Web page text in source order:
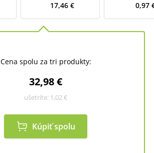
17,46 € 0,97
Cena spolu za tri produkty:
32,98 €
ušetríte: 1,02 €
Kúpiť spolu